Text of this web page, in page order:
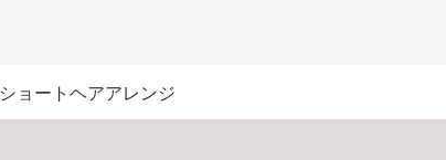
ショートヘアアレンジ